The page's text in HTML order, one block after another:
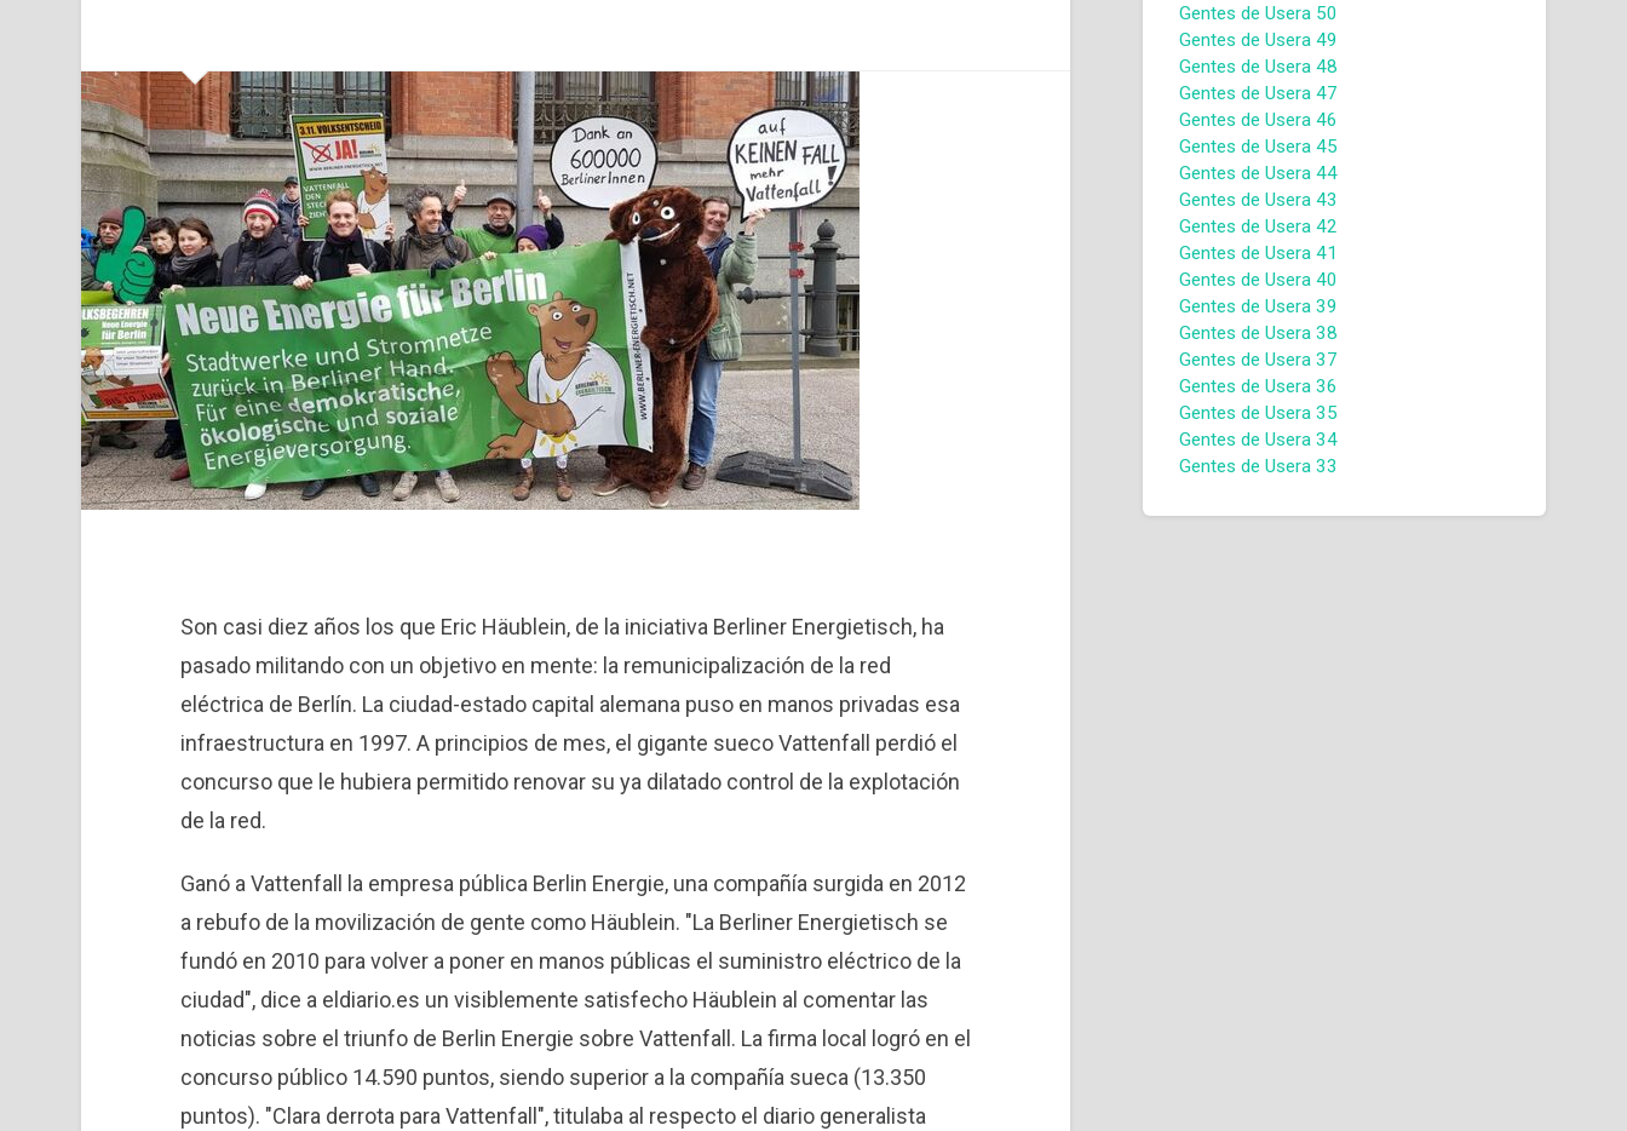
Son casi diez años los que Eric Häublein, de la iniciativa Berliner Energietisch, ha
pasado militando con un objetivo en mente: la remunicipalización de la red
eléctrica de Berlín. La ciudad-estado capital alemana puso en manos privadas esa
infraestructura en 1997. A principios de mes, el gigante sueco Vattenfall perdió el
concurso que le hubiera permitido renovar su ya dilatado control de la explotación
de la red.
Ganó a Vattenfall la empresa pública Berlin Energie, una compañía surgida en 2012
a rebufo de la movilización de gente como Häublein. "La Berliner Energietisch se
fundó en 2010 para volver a poner en manos públicas el suministro eléctrico de la
ciudad", dice a eldiario.es un visiblemente satisfecho Häublein al comentar las
noticias sobre el triunfo de Berlin Energie sobre Vattenfall. La firma local logró en el
concurso público 14.590 puntos, siendo superior a la compañía sueca (13.350
puntos). "Clara derrota para Vattenfall", titulaba al respecto el diario generalista
Gentes de Usera 50
Gentes de Usera 49
Gentes de Usera 48
Gentes de Usera 47
Gentes de Usera 46
Gentes de Usera 45
Gentes de Usera 44
Gentes de Usera 43
Gentes de Usera 42
Gentes de Usera 41
Gentes de Usera 40
Gentes de Usera 39
Gentes de Usera 38
Gentes de Usera 37
Gentes de Usera 36
Gentes de Usera 35
Gentes de Usera 34
Gentes de Usera 33